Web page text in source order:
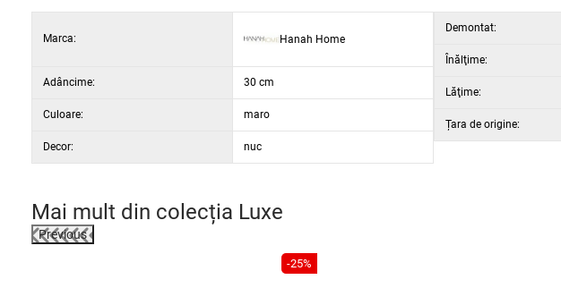
Marca: Hanah Home
Adâncime: 30 cm
Culoare: maro
Decor: nuc
Demontat:
Înălţime:
Lăţime:
Țara de origine:
Mai mult din colecția Luxe
Previous
-25%